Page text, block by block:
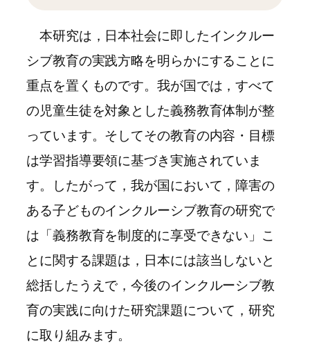
本研究は，日本社会に即したインクルー
シブ教育の実践方略を明らかにすることに
重点を置くものです。我が国では，すべて
の児童生徒を対象とした義務教育体制が整
っています。そしてその教育の内容・目標
は学習指導要領に基づき実施されていま
す。したがって，我が国において，障害の
ある子どものインクルーシブ教育の研究で
は「義務教育を制度的に享受できない」こ
とに関する課題は，日本には該当しないと
総括したうえで，今後のインクルーシブ教
育の実践に向けた研究課題について，研究
に取り組みます。